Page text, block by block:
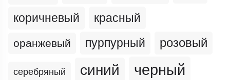
коричневый красный
оранжевый пурпурный розовый
серебряный синий черный